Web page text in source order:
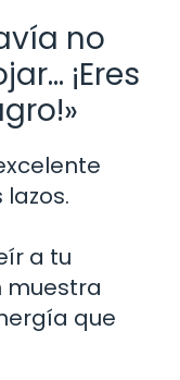
no
¡Eres
a tu
muestra
que